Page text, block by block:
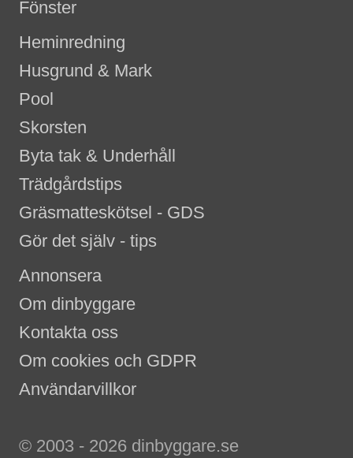
Fönster
Heminredning
Husgrund & Mark
Pool
Skorsten
Byta tak & Underhåll
Trädgårdstips
Gräsmatteskötsel - GDS
Gör det själv - tips
Annonsera
Om dinbyggare
Kontakta oss
Om cookies och GDPR
Användarvillkor
© 2003 - 2026 dinbyggare.se